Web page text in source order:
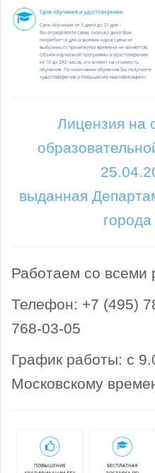
Лицензия на
выданная
Работаем со всеми
Телефон: +7 (495)
768-03-05
График работы: с
Московскому